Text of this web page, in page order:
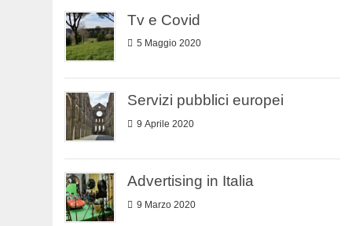
Tv e Covid
5 Maggio 2020
Servizi pubblici europei
9 Aprile 2020
Advertising in Italia
9 Marzo 2020